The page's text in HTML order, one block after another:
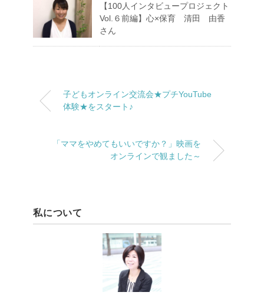
【100人インタビュープロジェクト
Vol.６前編】心×保育 清田 由香
さん
子どもオンライン交流会★プチYouTube
体験★をスタート♪
「ママをやめてもいいですか？」映画を
オンラインで観ました～
私について